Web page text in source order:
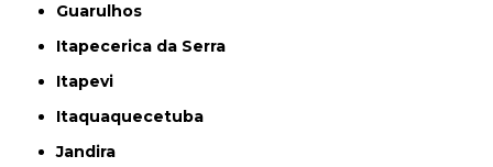
Guarulhos
Itapecerica da Serra
Itapevi
Itaquaquecetuba
Jandira